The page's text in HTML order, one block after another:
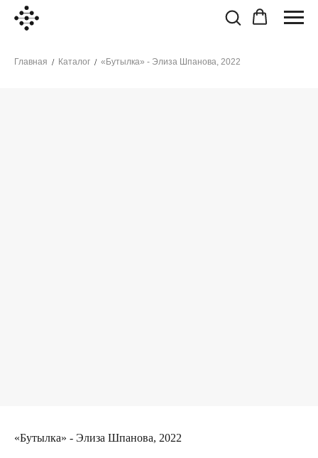
Главная / Каталог / «Бутылка» - Элиза Шпанова, 2022
«Бутылка» - Элиза Шпанова, 2022